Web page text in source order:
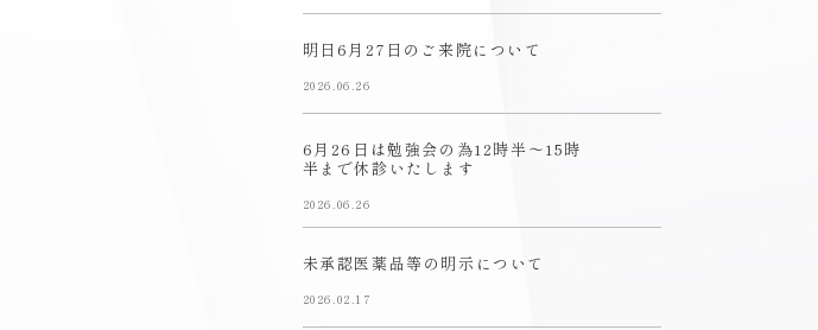
明日6月27日のご来院について
2026.06.26
6月26日は勉強会の為12時半〜15時
半まで休診いたします
2026.06.26
未承認医薬品等の明示について
2026.02.17